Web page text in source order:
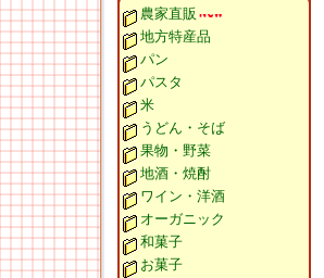
農家直販
地方特産品
パン
パスタ
米
うどん・そば
果物・野菜
地酒・焼酎
ワイン・洋酒
オーガニック
和菓子
お菓子